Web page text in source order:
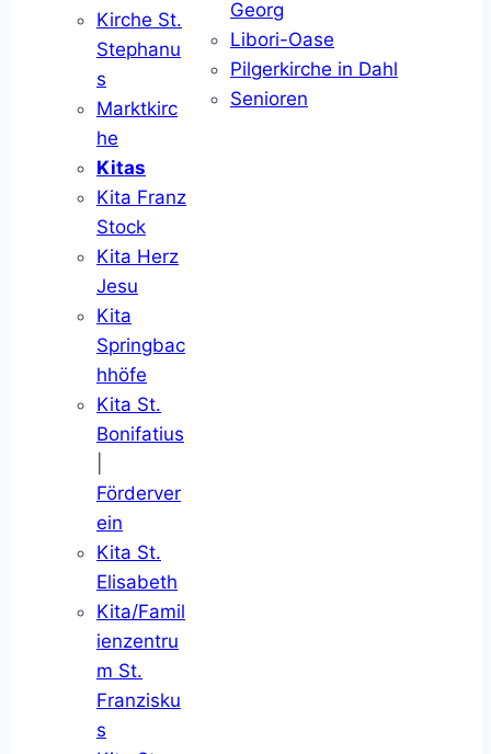
Kirche St.
Stephanu
s
Marktkirc
he
Kitas
Kita Franz
Stock
Kita Herz
Jesu
Kita
Springbac
hhöfe
Kita St.
Bonifatius
Förderver
ein
Kita St.
Elisabeth
Kita/Famil
ienzentru
m St.
Franzisku
s
Georg
Libori-Oase
Pilgerkirche in Dahl
Senioren